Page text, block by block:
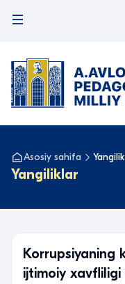
Asosiy sahifa
Yangiliklar
Korrupsiyaning
ijtimoiy